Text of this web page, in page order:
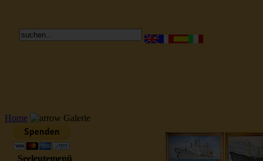
Home Galerie
Seeleutemenü